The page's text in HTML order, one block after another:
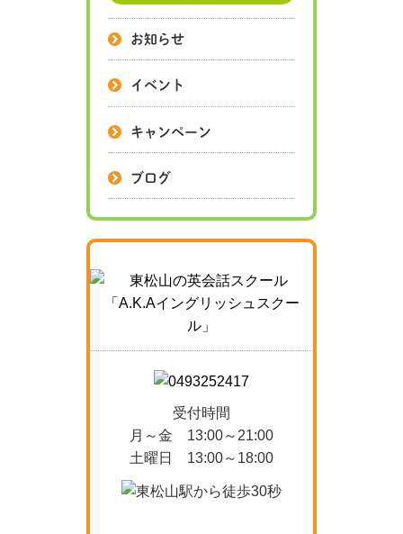
お知らせ
イベント
キャンペーン
ブログ
受付時間
月～金 13:00～21:00
土曜日 13:00～18:00